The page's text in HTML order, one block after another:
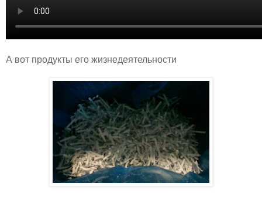
А вот продукты его жизнедеятельности